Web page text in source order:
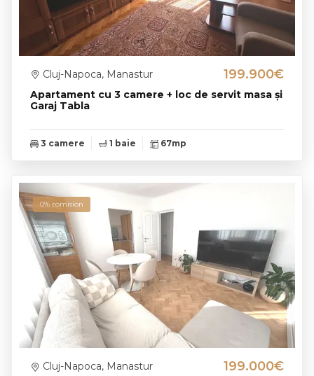
Apartament cu 3 camere + loc de servit masa și
Garaj Tabla
Cluj-Napoca, Manastur 199.900€
3 camere 1 baie 67mp
0% comision
Cluj-Napoca, Manastur 199.000€